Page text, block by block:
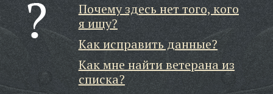
Почему здесь нет того, кого
я ищу?
Как исправить данные?
Как мне найти ветерана из
списка?